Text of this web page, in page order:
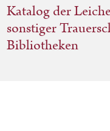
Katalog der
sonstiger
Bibliotheken